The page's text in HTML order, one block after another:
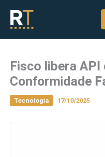
conteúdo
Fisco libera
Conformidade
Tecnologia 17/10/2025